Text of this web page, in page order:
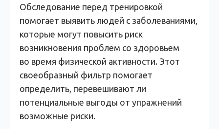
Обследование перед тренировкой
помогает выявить людей с заболеваниями,
которые могут повысить риск
возникновения проблем со здоровьем
во время физической активности. Этот
своеобразный фильтр помогает
определить, перевешивают ли
потенциальные выгоды от упражнений
возможные риски.